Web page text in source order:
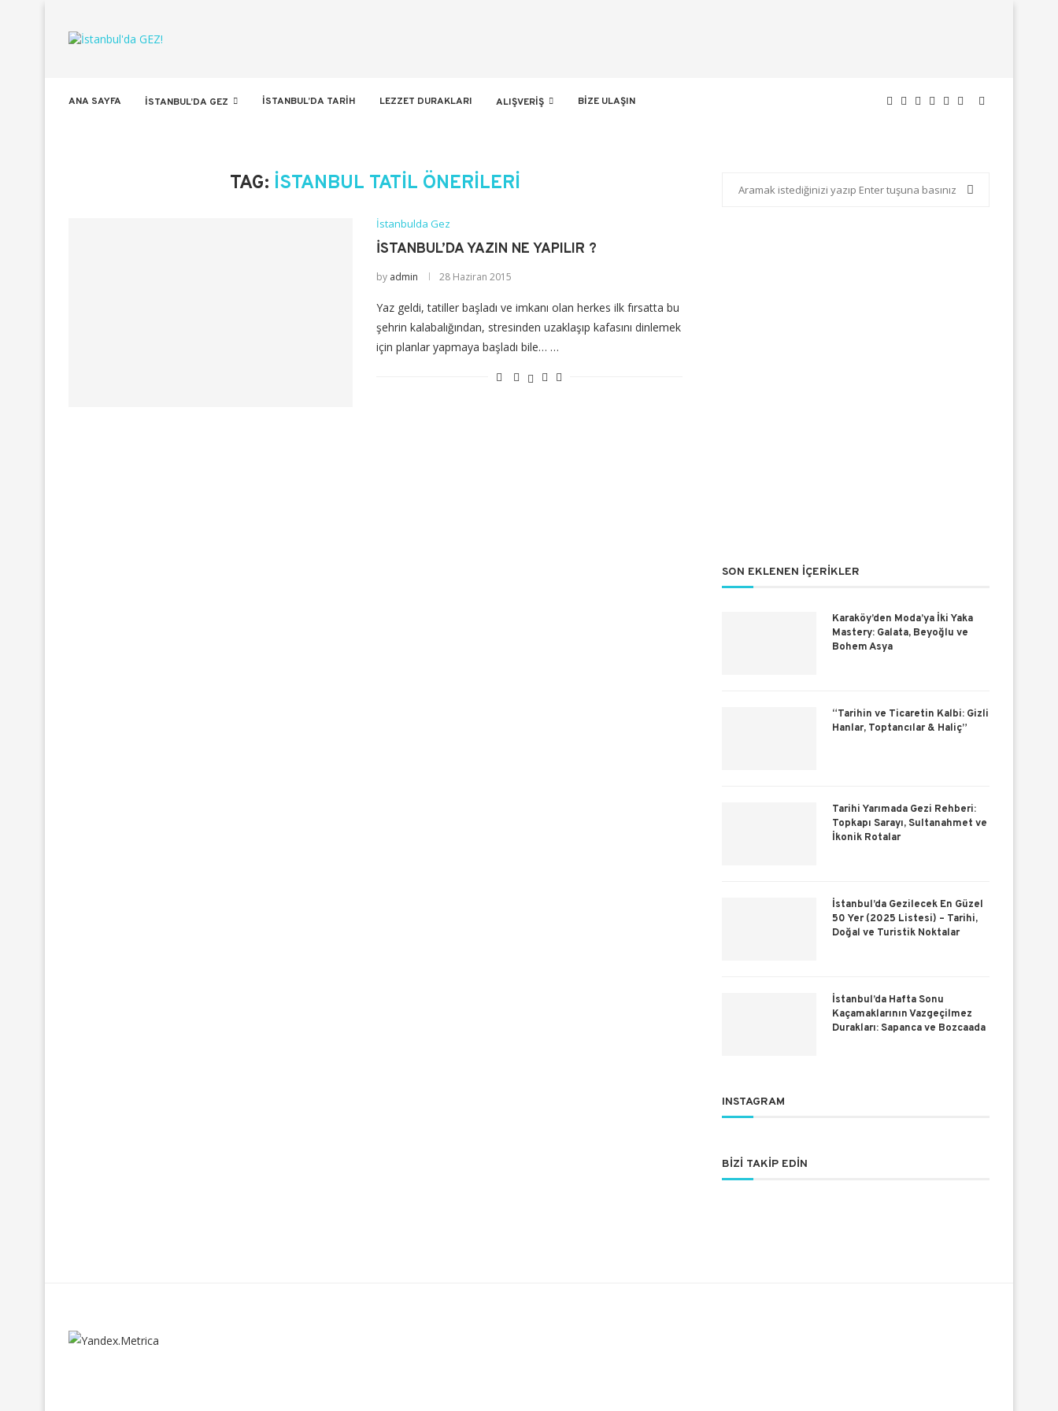
ANA SAYFA İSTANBUL’DA GEZ İSTANBUL’DA TARIH LEZZET DURAKLARI ALIŞVERIŞ BIZE ULAŞIN
TAG: ISTANBUL TATIL ÖNERILERI
İstanbulda Gez
İSTANBUL’DA YAZIN NE YAPILIR ?
by admin 28 Haziran 2015
Yaz geldi, tatiller başladı ve imkanı olan herkes ilk fırsatta bu
şehrin kalabalığından, stresinden uzaklaşıp kafasını dinlemek
için planlar yapmaya başladı bile… …
SON EKLENEN İÇERIKLER
Karaköy’den Moda’ya İki Yaka
Mastery: Galata, Beyoğlu ve
Bohem Asya
“Tarihin ve Ticaretin Kalbi: Gizli
Hanlar, Toptancılar & Haliç”
Tarihi Yarımada Gezi Rehberi:
Topkapı Sarayı, Sultanahmet ve
İkonik Rotalar
İstanbul’da Gezilecek En Güzel
50 Yer (2025 Listesi) – Tarihi,
Doğal ve Turistik Noktalar
İstanbul’da Hafta Sonu
Kaçamaklarının Vazgeçilmez
Durakları: Sapanca ve Bozcaada
INSTAGRAM
BIZI TAKIP EDIN